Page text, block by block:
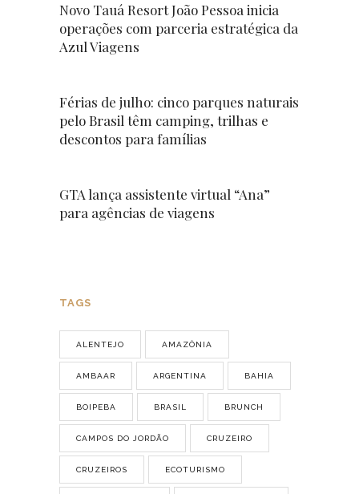
Novo Tauá Resort João Pessoa inicia
operações com parceria estratégica da
Azul Viagens
Férias de julho: cinco parques naturais
pelo Brasil têm camping, trilhas e
descontos para famílias
GTA lança assistente virtual “Ana”
para agências de viagens
TAGS
ALENTEJO AMAZÔNIA
AMBAAR ARGENTINA BAHIA
BOIPEBA BRASIL BRUNCH
CAMPOS DO JORDÃO CRUZEIRO
CRUZEIROS ECOTURISMO